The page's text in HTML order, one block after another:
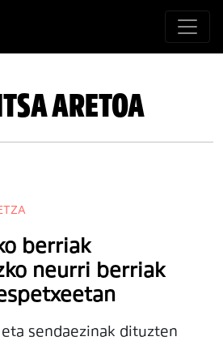
ARETOA
berriak
neurri berriak
sendaezinak dituzten